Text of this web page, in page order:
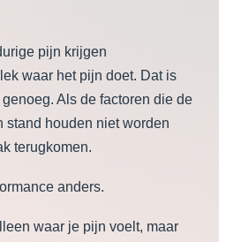
pijn krijgen
waar het pijn doet. Dat is
Als de factoren die de
stand houden niet worden
terugkomen.
anders.
waar je pijn voelt, maar